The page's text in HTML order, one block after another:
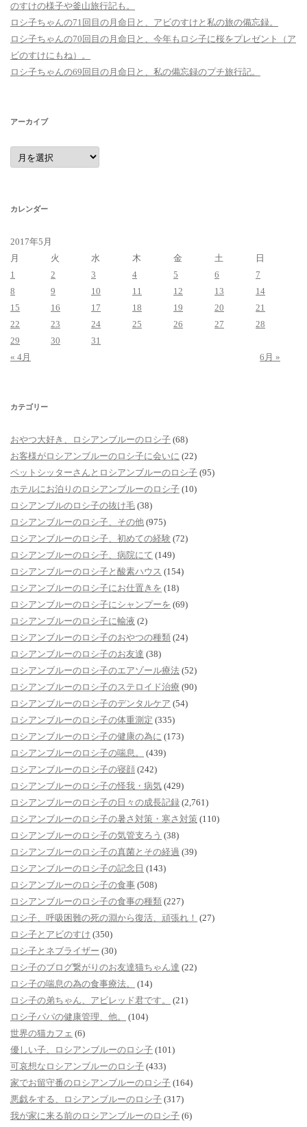
のすけの様子や釜山旅行記も。
ロシ子ちゃんの71回目の月命日と、アビのすけと私の旅の備忘録。
ロシ子ちゃんの70回目の月命日と、今年もロシ子に桜をプレゼント（ア
ビのすけにもね）。
ロシ子ちゃんの69回目の月命日と、私の備忘録のプチ旅行記。
アーカイブ
ア
ー
カ
カレンダー
2017年5月
月
火 水 木 金 土
日
1
2 3 4 5 6
7
8
9 10 11 12 13
14
15
16 17 18 19 20
21
22
23 24 25 26 27
28
29
30
31
« 4月
6月 »
カテゴリー
おやつ大好き、ロシアンブルーのロシ子 (68)
お客様がロシアンブルーのロシ子に会いに (22)
ペットシッターさんとロシアンブルーのロシ子 (95)
ホテルにお泊りのロシアンブルーのロシ子 (10)
ロシアンブルのロシ子の抜け毛 (38)
ロシアンブルーのロシ子、その他 (975)
ロシアンブルーのロシ子、初めての経験 (72)
ロシアンブルーのロシ子、病院にて (149)
ロシアンブルーのロシ子と酸素ハウス (154)
ロシアンブルーのロシ子にお仕置きを (18)
ロシアンブルーのロシ子にシャンプーを (69)
ロシアンブルーのロシ子に輸液 (2)
ロシアンブルーのロシ子のおやつの種類 (24)
ロシアンブルーのロシ子のお友達 (38)
ロシアンブルーのロシ子のエアゾール療法 (52)
ロシアンブルーのロシ子のステロイド治療 (90)
ロシアンブルーのロシ子のデンタルケア (54)
ロシアンブルーのロシ子の体重測定 (335)
ロシアンブルーのロシ子の健康の為に (173)
ロシアンブルーのロシ子の喘息。
(439)
ロシアンブルーのロシ子の寝顔 (242)
ロシアンブルーのロシ子の怪我・病気 (429)
ロシアンブルーのロシ子の日々の成長記録 (2,761)
ロシアンブルーのロシ子の暑さ対策・寒さ対策 (110)
ロシアンブルーのロシ子の気管支ろう (38)
ロシアンブルーのロシ子の真菌とその経過 (39)
ロシアンブルーのロシ子の記念日 (143)
ロシアンブルーのロシ子の食事 (508)
ロシアンブルーのロシ子の食事の種類 (227)
ロシ子、呼吸困難の死の淵から復活、頑張れ！ (27)
ロシ子とアビのすけ (350)
ロシ子とネブライザー (30)
ロシ子のブログ繋がりのお友達猫ちゃん達 (22)
ロシ子の喘息の為の食事療法。
(14)
ロシ子の弟ちゃん、アビレッド君です。
(21)
ロシ子パパの健康管理、他。
(104)
世界の猫カフェ (6)
優しい子、ロシアンブルーのロシ子 (101)
可哀想なロシアンブルーのロシ子 (433)
家でお留守番のロシアンブルーのロシ子 (164)
悪戯をする、ロシアンブルーのロシ子 (317)
我が家に来る前のロシアンブルーのロシ子 (6)